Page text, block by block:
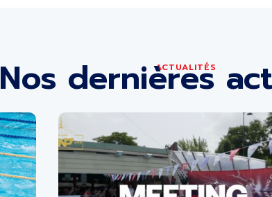
ACTUALITÉS
Nos dernières